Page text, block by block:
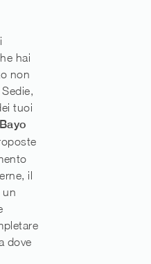
hai
non
tuoi
il
un
dove